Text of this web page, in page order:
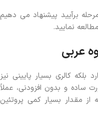
برآیید پیشنهاد می دهیم
نمایید.
عربی
بلکه کالری بسیار پایینی نیز
ساده و بدون افزودنی، عملاً
۱۵ کالری دارد که از مقدار بسیار کمی پروتئین